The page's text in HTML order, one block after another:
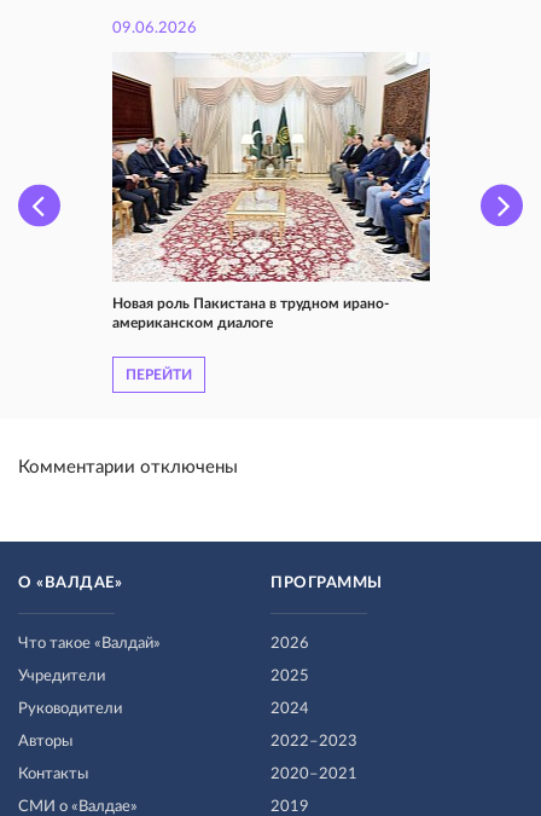
09.06.2026
Новая роль Пакистана в трудном ирано-
американском диалоге
ПЕРЕЙТИ
Комментарии отключены
О «ВАЛДАЕ»
Что такое «Валдай»
Учредители
Руководители
Авторы
Контакты
СМИ о «Валдае»
ПРОГРАММЫ
2026
2025
2024
2022–2023
2020–2021
2019